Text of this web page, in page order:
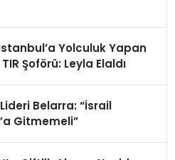
Yolculuk Yapan
Şoförü: Leyla Elaldı
Belarra: “İsrail
Gitmemeli”